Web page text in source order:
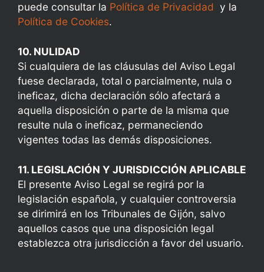
puede consultar la Política de Privacidad y la
Política de Cookies.
10. NULIDAD
Si cualquiera de las cláusulas del Aviso Legal
fuese declarada, total o parcialmente, nula o
ineficaz, dicha declaración sólo afectará a
aquella disposición o parte de la misma que
resulte nula o ineficaz, permaneciendo
vigentes todas las demás disposiciones.
11. LEGISLACIÓN Y JURISDICCIÓN APLICABLE
El presente Aviso Legal se regirá por la
legislación española, y cualquier controversia
se dirimirá en los Tribunales de Gijón, salvo
aquellos casos que una disposición legal
establezca otra jurisdicción a favor del usuario.